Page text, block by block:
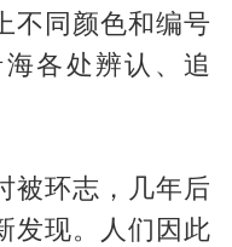
不同颜色和编号
各处辨认、追
被环志，几年后
发现。人们因此